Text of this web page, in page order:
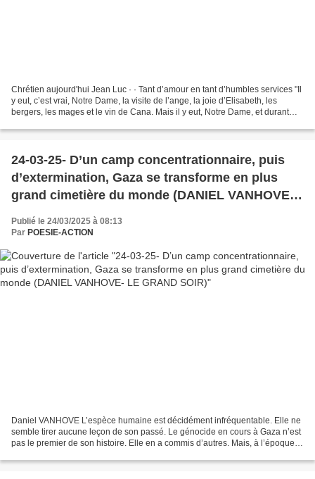
Chrétien aujourd'hui Jean Luc · · Tant d’amour en tant d’humbles services "Il
y eut, c’est vrai, Notre Dame, la visite de l’ange, la joie d’Elisabeth, les
bergers, les mages et le vin de Cana. Mais il y eut, Notre Dame, et durant
24-03-25- D’un camp concentrationnaire, puis
d’extermination, Gaza se transforme en plus
grand cimetière du monde (DANIEL VANHOVE-
Publié le 24/03/2025 à 08:13
Par POESIE-ACTION
Daniel VANHOVE L’espèce humaine est décidément infréquentable. Elle ne
semble tirer aucune leçon de son passé. Le génocide en cours à Gaza n’est
pas le premier de son histoire. Elle en a commis d’autres. Mais, à l’époque,